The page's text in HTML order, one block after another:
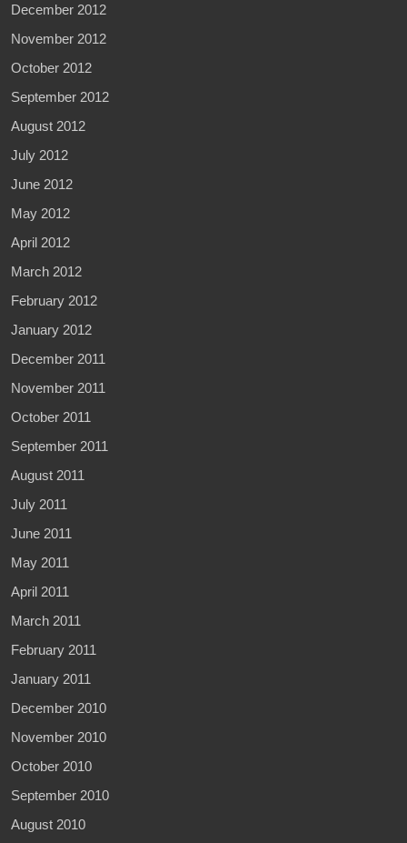
December 2012
November 2012
October 2012
September 2012
August 2012
July 2012
June 2012
May 2012
April 2012
March 2012
February 2012
January 2012
December 2011
November 2011
October 2011
September 2011
August 2011
July 2011
June 2011
May 2011
April 2011
March 2011
February 2011
January 2011
December 2010
November 2010
October 2010
September 2010
August 2010